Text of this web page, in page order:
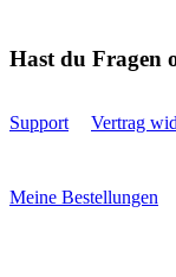
Hast du Fragen
Support Vertrag
Meine Bestellungen